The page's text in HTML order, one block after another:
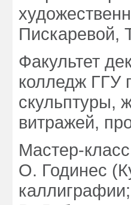
Пискаревой,
Факультет
колледж ГГУ
скульптуры,
витражей,
Мастер-
О. Годинес